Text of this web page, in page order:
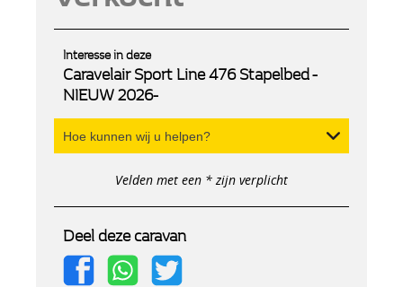
Interesse in deze
Caravelair Sport Line 476 Stapelbed -
NIEUW 2026-
Hoe kunnen wij u helpen?
Velden met een * zijn verplicht
Deel deze caravan